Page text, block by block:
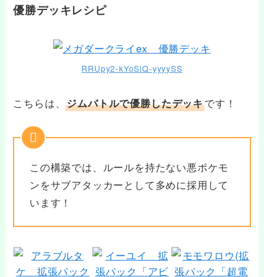
優勝デッキレシピ
RRUpy2-kYoSiQ-yyyySS
こちらは、ジムバトルで優勝したデッキです！
この構築では、ルールを持たない悪ポケモ
ンをサブアタッカーとして多めに採用して
います！